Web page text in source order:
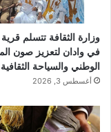
وزارة الثقافة تتسلم
في وادان لتعزيز صون
الوطني والسياحة الثقافية
أغسطس 3, 2026